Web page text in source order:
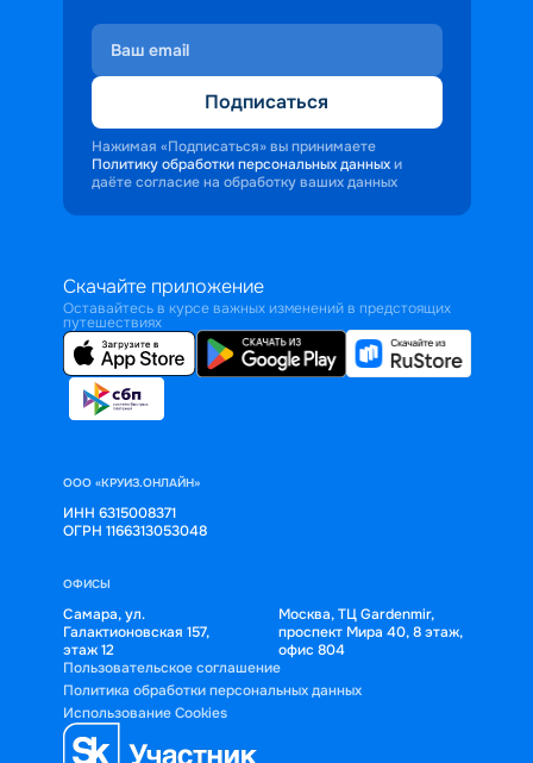
Подписаться
Нажимая «Подписаться» вы принимаете
Политику обработки персональных данных и
даёте согласие на обработку ваших данных
Скачайте приложение
Оставайтесь в курсе важных изменений в предстоящих
путешествиях
ООО «КРУИЗ.ОНЛАЙН»
ИНН 6315008371
ОГРН 1166313053048
ОФИСЫ
Самара, ул.
Галактионовская 157,
этаж 12
Москва, ТЦ Gardenmir,
проспект Мира 40, 8 этаж,
офис 804
Пользовательское соглашение
Политика обработки персональных данных
Использование Cookies